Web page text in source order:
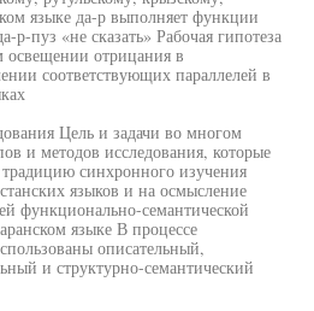
языке да-р выполняет функции
р-пуз «не сказать» Рабочая гипотеза
освещении отрицания в
соответствующих параллелей в
Цель и задачи во многом
и методов исследования, которые
синхронного изучения
языков и на осмысление
функционально-семантической
языке В процессе
описательный,
и структурно-семантический